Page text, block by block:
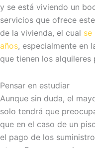
y se está viviendo un
servicios que ofrece
de la vivienda, el cual se
años, especialmente en
que tienen los alquileres
Pensar en estudiar
Aunque sin duda, el
solo tendrá que
que en el caso de un
el pago de los